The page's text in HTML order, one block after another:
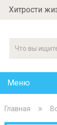
Хитрости
Меню
Главная